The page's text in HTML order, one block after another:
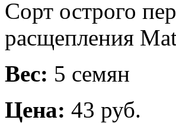
Сорт острого
расщепления
Вес: 5 семян
Цена: 43 руб.